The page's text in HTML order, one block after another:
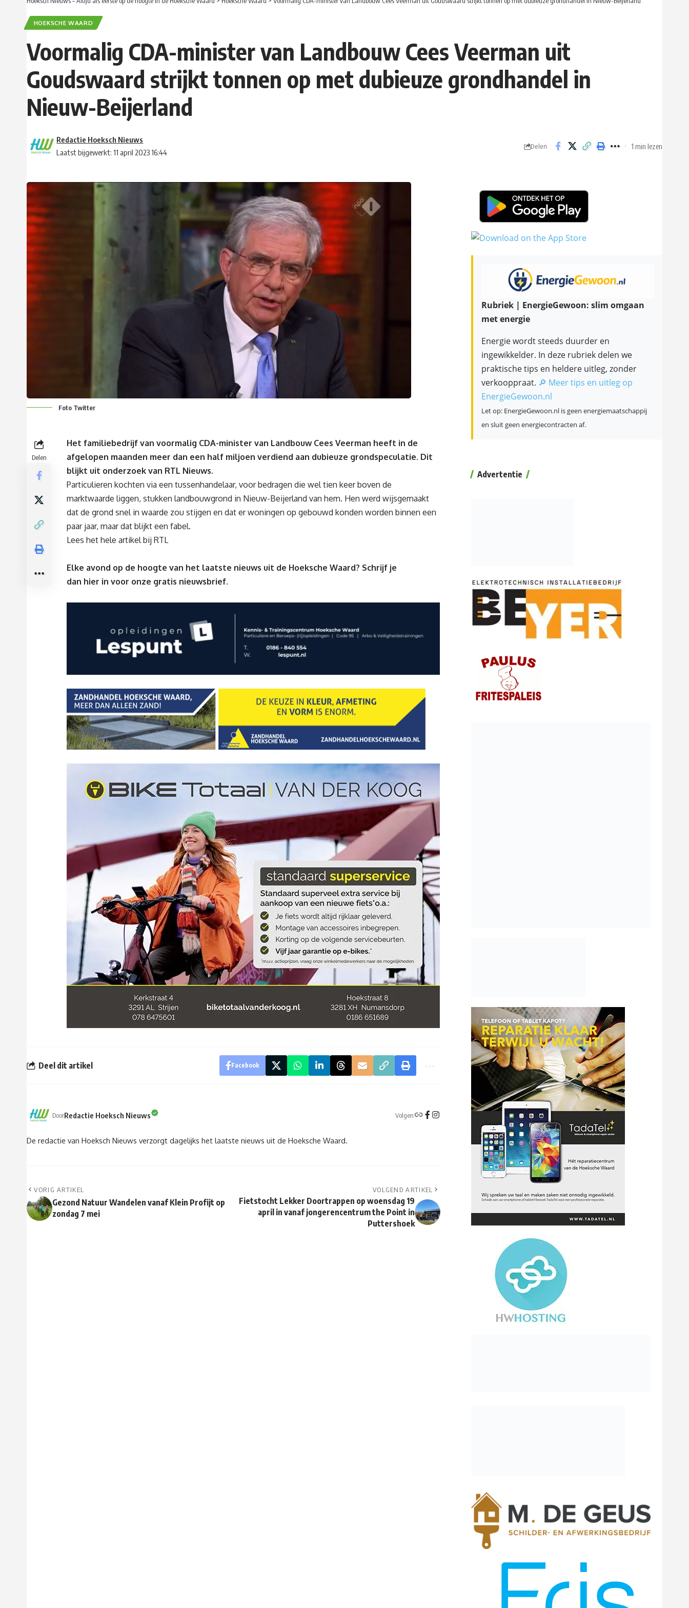
HOEKSCHE WAARD
Voormalig CDA-minister van Landbouw Cees Veerman uit
Goudswaard strijkt tonnen op met dubieuze grondhandel in
Nieuw-Beijerland
Laatst bijgewerkt: 11 april 2023 16:44
Redactie Hoeksch Nieuws
Delen 1 min lezen
Foto Twitter
Delen
Het familiebedrijf van voormalig CDA-minister van Landbouw Cees Veerman heeft in de
afgelopen maanden meer dan een half miljoen verdiend aan dubieuze grondspeculatie. Dit
blijkt uit onderzoek van RTL Nieuws.
Particulieren kochten via een tussenhandelaar, voor bedragen die wel tien keer boven de
marktwaarde liggen, stukken landbouwgrond in Nieuw-Beijerland van hem. Hen werd wijsgemaakt
dat de grond snel in waarde zou stijgen en dat er woningen op gebouwd konden worden binnen een
paar jaar, maar dat blijkt een fabel.
Lees het hele artikel bij RTL
Elke avond op de hoogte van het laatste nieuws uit de Hoeksche Waard? Schrijf je
dan hier in voor onze gratis nieuwsbrief.
Deel dit artikel Facebook
DoorRedactie Hoeksch Nieuws Volgen
De redactie van Hoeksch Nieuws verzorgt dagelijks het laatste nieuws uit de Hoeksche Waard.
VORIG ARTIKEL
Gezond Natuur Wandelen vanaf Klein Profijt op
zondag 7 mei
VOLGEND ARTIKEL
Fietstocht Lekker Doortrappen op woensdag 19
april in vanaf jongerencentrum the Point in
Puttershoek
Rubriek | EnergieGewoon: slim omgaan
met energie
Energie wordt steeds duurder en
ingewikkelder. In deze rubriek delen we
praktische tips en heldere uitleg, zonder
verkooppraat. 🔎 Meer tips en uitleg op
EnergieGewoon.nl
Let op: EnergieGewoon.nl is geen energiemaatschappij
en sluit geen energiecontracten af.
Advertentie